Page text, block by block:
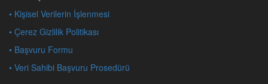
• Kişisel Verilerin İşlenmesi
• Çerez Gizlilik Politikası
• Başvuru Formu
• Veri Sahibi Başvuru Prosedürü